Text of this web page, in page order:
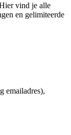
vind je alle
en gelimiteerde
emailadres),